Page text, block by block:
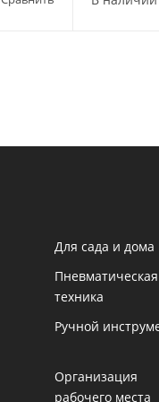
Для сада и дома
Пневматическая
техника
Ручной
Организация
рабочего места